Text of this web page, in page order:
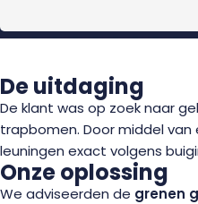
De uitdaging
De klant was op zoek naar
trapbomen. Door middel
leuningen exact volgens
Onze oplossing
We adviseerden de grenen